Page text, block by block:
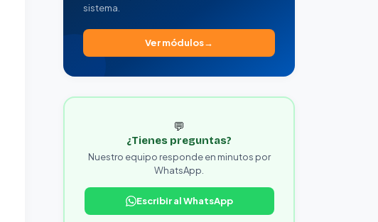
sistema.
Ver módulos
💬
¿Tienes preguntas?
Nuestro equipo responde en minutos por
WhatsApp.
Escribir al WhatsApp